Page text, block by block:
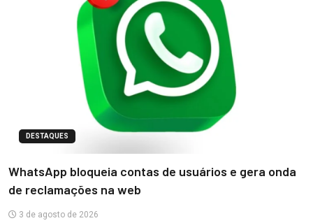
DESTAQUES
WhatsApp bloqueia contas de usuários e gera onda
de reclamações na web
3 de agosto de 2026